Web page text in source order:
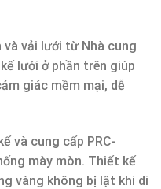
và vải lưới từ Nhà cung
lưới ở phần trên giúp
giác mềm mại, dễ
và cung cấp PRC-
mày mòn. Thiết kế
vàng không bị lật khi di